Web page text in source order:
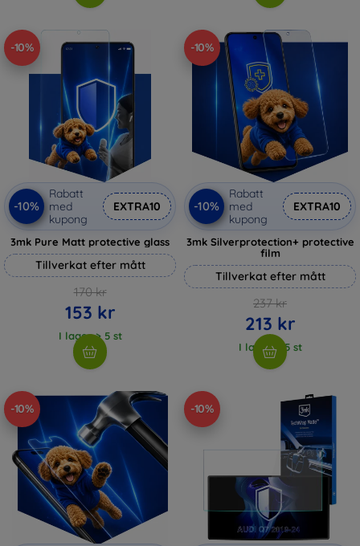
-10%
-10%
Rabatt
med
kupong
EXTRA10
3mk Pure Matt protective glass
Tillverkat efter mått
170 kr
153 kr
I lager > 5 st
-10%
-10%
Rabatt
med
kupong
EXTRA10
3mk Silverprotection+ protective
film
Tillverkat efter mått
237 kr
213 kr
I lager > 5 st
-10% -10%